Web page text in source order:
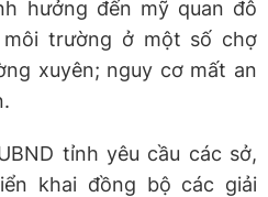
hưởng đến mỹ quan đô
trường ở một số chợ
xuyên; nguy cơ mất an
tỉnh yêu cầu các sở,
khai đồng bộ các giải